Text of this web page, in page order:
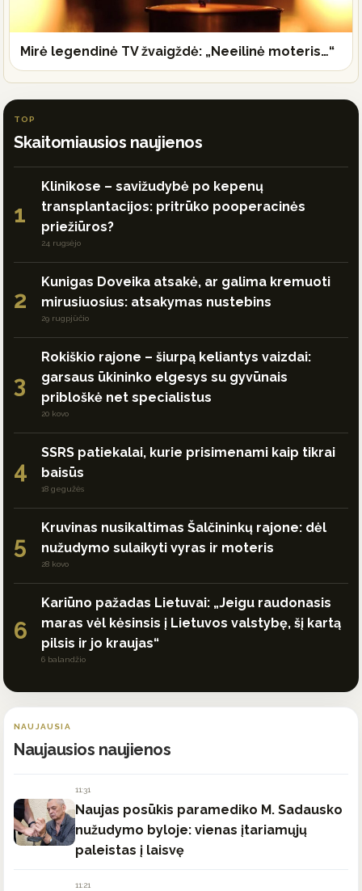
Mirė legendinė TV žvaigždė: „Neeilinė moteris…“
TOP
Skaitomiausios naujienos
1
Klinikose – savižudybė po kepenų
transplantacijos: pritrūko pooperacinės
priežiūros?
24 rugsėjo
2
Kunigas Doveika atsakė, ar galima kremuoti
mirusiuosius: atsakymas nustebins
29 rugpjūčio
3
Rokiškio rajone – šiurpą keliantys vaizdai:
garsaus ūkininko elgesys su gyvūnais
pribloškė net specialistus
20 kovo
4
SSRS patiekalai, kurie prisimenami kaip tikrai
baisūs
18 gegužės
5
Kruvinas nusikaltimas Šalčininkų rajone: dėl
nužudymo sulaikyti vyras ir moteris
28 kovo
6
Kariūno pažadas Lietuvai: „Jeigu raudonasis
maras vėl kėsinsis į Lietuvos valstybę, šį kartą
pilsis ir jo kraujas“
6 balandžio
NAUJAUSIA
Naujausios naujienos
11:31
Naujas posūkis paramediko M. Sadausko
nužudymo byloje: vienas įtariamųjų
paleistas į laisvę
11:21